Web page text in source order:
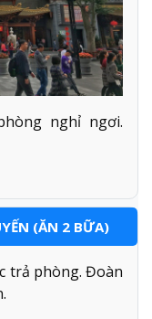
nghỉ ngơi.
(ĂN 2 BỮA)
trả phòng. Đoàn